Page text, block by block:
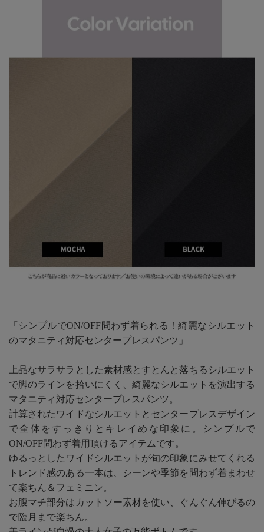
「シンプルでON/OFF問わず着られる！綺麗なシルエット
のマタニティ対応センタープレスパンツ」
上品なサラサラとした素材感とすとんと落ちるシルエット
で脚のラインを拾いにくく、綺麗なシルエットを演出する
マタニティ対応センタープレスパンツ。
計算されたワイドなシルエットとセンタープレスデザイン
で全体をすっきりとキレイめな印象に。シンプルで
ON/OFF問わず着用頂けるアイテムです。
ゆるっとしたワイドシルエットが旬の印象にみせてくれる
トレンド感のある一本は、シーンや季節を問わず着まわせ
て楽ちん＆フェミニン。
お腹マチ部分はカットソー素材を使い、ぐんぐん伸びるの
で臨月まで楽ちん。